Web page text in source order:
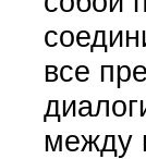
все
между